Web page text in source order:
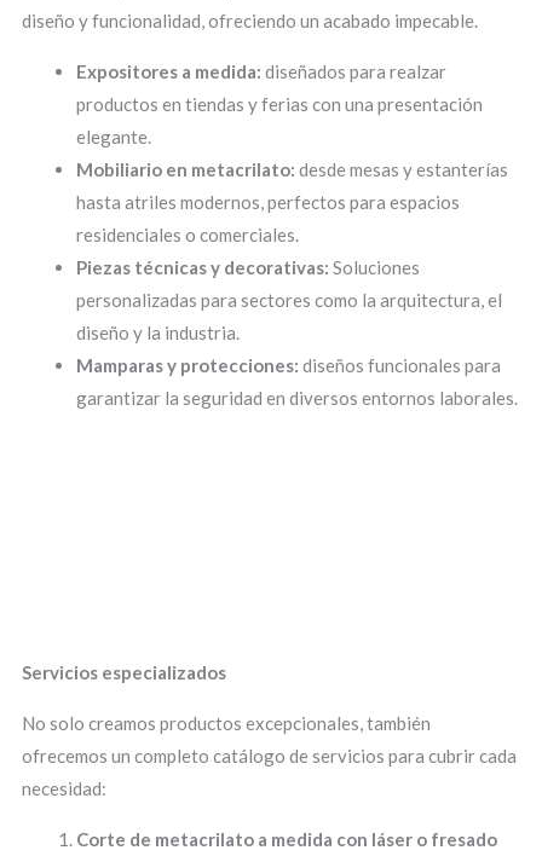
diseño y funcionalidad, ofreciendo un acabado impecable.
Expositores a medida: diseñados para realzar
productos en tiendas y ferias con una presentación
elegante.
Mobiliario en metacrilato: desde mesas y estanterías
hasta atriles modernos, perfectos para espacios
residenciales o comerciales.
Piezas técnicas y decorativas: Soluciones
personalizadas para sectores como la arquitectura, el
diseño y la industria.
Mamparas y protecciones: diseños funcionales para
garantizar la seguridad en diversos entornos laborales.
Servicios especializados
No solo creamos productos excepcionales, también
ofrecemos un completo catálogo de servicios para cubrir cada
necesidad:
Corte de metacrilato a medida con láser o fresado